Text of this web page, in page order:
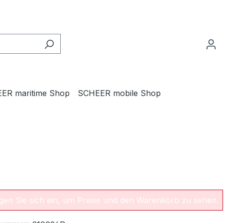
maritime Shop SCHEER mobile Shop
Sie sich ein, um Preise und den Warenkorb zu sehen.